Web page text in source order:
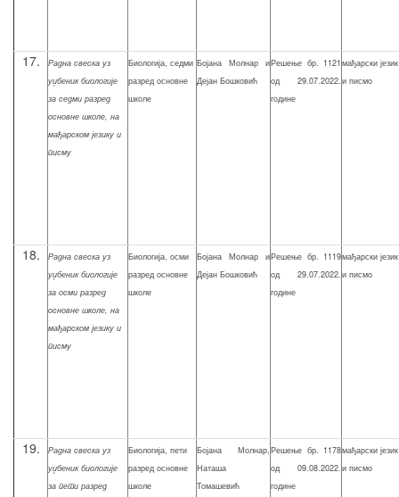
17. Радна свеска уз
уџбеник биологије
за седми разред
основне школе, на
мађарском језику и
писму
Биологија, седми
разред основне
школе
Бојана Молнар и
Дејан Бошковић
Решење бр. 1121
од 29.07.2022.
године
мађарски језик
и писмо
18. Радна свеска уз
уџбеник биологије
за осми разред
основне школе, на
мађарском језику и
писму
Биологија, осми
разред основне
школе
Бојана Молнар и
Дејан Бошковић
Решење бр. 1119
од 29.07.2022.
године
мађарски језик
и писмо
19. Радна свеска уз
уџбеник биологије
за пети разред
Биологија, пети
разред основне
школе
Бојана Молнар,
Наташа
Томашевић
Решење бр. 1178
од 09.08.2022.
године
мађарски језик
и писмо